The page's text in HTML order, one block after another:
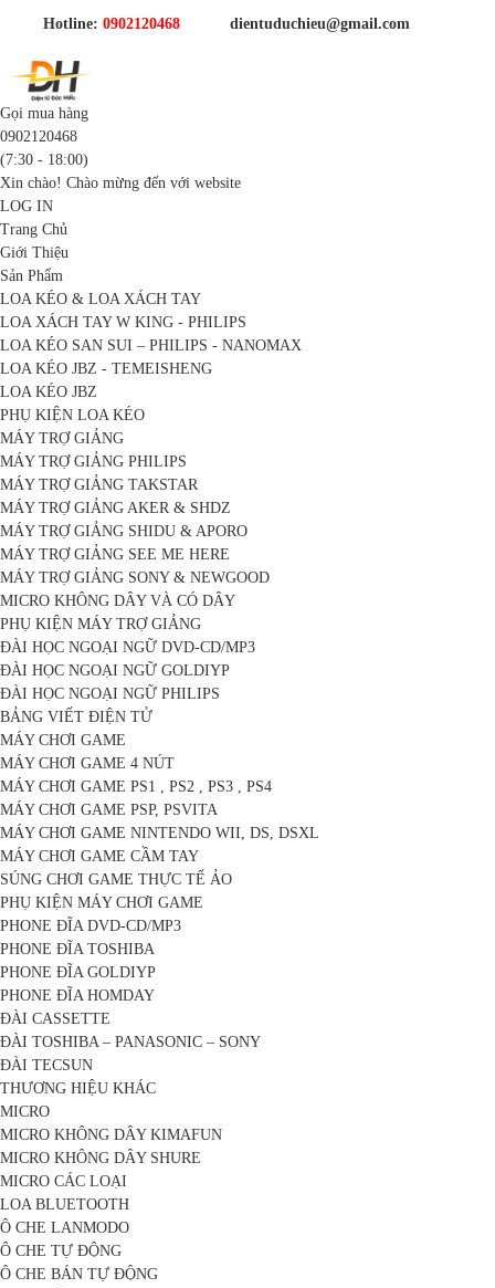
Hotline: 0902120468 dientuduchieu@gmail.com
Gọi mua hàng
0902120468
(7:30 - 18:00)
Xin chào! Chào mừng đến với website
LOG IN
Trang Chủ
Giới Thiệu
Sản Phẩm
LOA KÉO & LOA XÁCH TAY
LOA XÁCH TAY W KING - PHILIPS
LOA KÉO SAN SUI – PHILIPS - NANOMAX
LOA KÉO JBZ - TEMEISHENG
LOA KÉO JBZ
PHỤ KIỆN LOA KÉO
MÁY TRỢ GIẢNG
MÁY TRỢ GIẢNG PHILIPS
MÁY TRỢ GIẢNG TAKSTAR
MÁY TRỢ GIẢNG AKER & SHDZ
MÁY TRỢ GIẢNG SHIDU & APORO
MÁY TRỢ GIẢNG SEE ME HERE
MÁY TRỢ GIẢNG SONY & NEWGOOD
MICRO KHÔNG DÂY VÀ CÓ DÂY
PHỤ KIỆN MÁY TRỢ GIẢNG
ĐÀI HỌC NGOẠI NGỮ DVD-CD/MP3
ĐÀI HỌC NGOẠI NGỮ GOLDIYP
ĐÀI HỌC NGOẠI NGỮ PHILIPS
BẢNG VIẾT ĐIỆN TỬ
MÁY CHƠI GAME
MÁY CHƠI GAME 4 NÚT
MÁY CHƠI GAME PS1 , PS2 , PS3 , PS4
MÁY CHƠI GAME PSP, PSVITA
MÁY CHƠI GAME NINTENDO WII, DS, DSXL
MÁY CHƠI GAME CẦM TAY
SÚNG CHƠI GAME THỰC TẾ ẢO
PHỤ KIỆN MÁY CHƠI GAME
PHONE ĐĨA DVD-CD/MP3
PHONE ĐĨA TOSHIBA
PHONE ĐĨA GOLDIYP
PHONE ĐĨA HOMDAY
ĐÀI CASSETTE
ĐÀI TOSHIBA – PANASONIC – SONY
ĐÀI TECSUN
THƯƠNG HIỆU KHÁC
MICRO
MICRO KHÔNG DÂY KIMAFUN
MICRO KHÔNG DÂY SHURE
MICRO CÁC LOẠI
LOA BLUETOOTH
Ô CHE LANMODO
Ô CHE TỰ ĐỘNG
Ô CHE BÁN TỰ ĐỘNG